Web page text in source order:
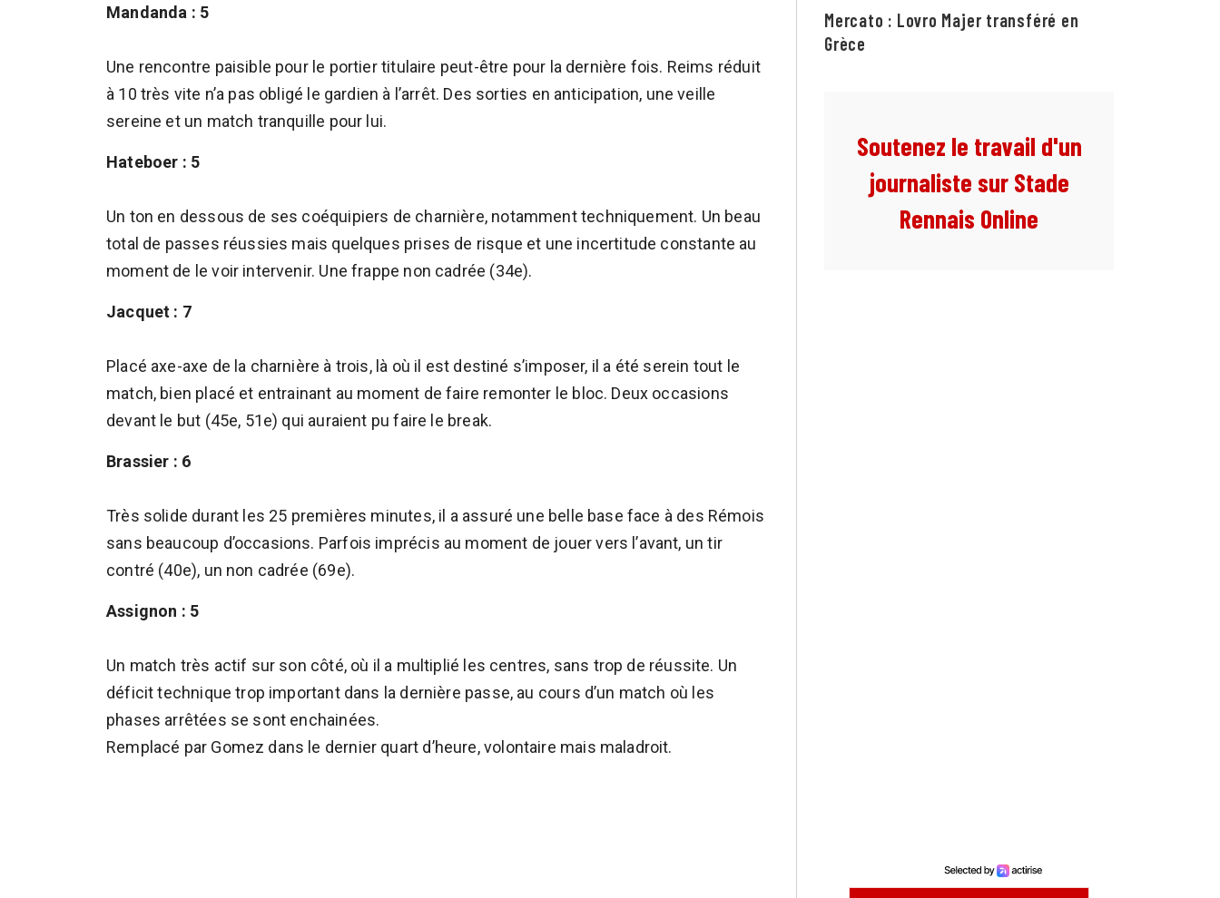
Mandanda : 5
Une rencontre paisible pour le portier titulaire peut-être pour la dernière fois. Reims réduit
à 10 très vite n’a pas obligé le gardien à l’arrêt. Des sorties en anticipation, une veille
sereine et un match tranquille pour lui.
Hateboer : 5
Un ton en dessous de ses coéquipiers de charnière, notamment techniquement. Un beau
total de passes réussies mais quelques prises de risque et une incertitude constante au
moment de le voir intervenir. Une frappe non cadrée (34e).
Jacquet : 7
Placé axe-axe de la charnière à trois, là où il est destiné s’imposer, il a été serein tout le
match, bien placé et entrainant au moment de faire remonter le bloc. Deux occasions
devant le but (45e, 51e) qui auraient pu faire le break.
Brassier : 6
Très solide durant les 25 premières minutes, il a assuré une belle base face à des Rémois
sans beaucoup d’occasions. Parfois imprécis au moment de jouer vers l’avant, un tir
contré (40e), un non cadrée (69e).
Assignon : 5
Un match très actif sur son côté, où il a multiplié les centres, sans trop de réussite. Un
déficit technique trop important dans la dernière passe, au cours d’un match où les
phases arrêtées se sont enchainées.
Remplacé par Gomez dans le dernier quart d’heure, volontaire mais maladroit.
Mercato : Lovro Majer transféré en
Grèce
Soutenez le travail d'un
journaliste sur Stade
Rennais Online